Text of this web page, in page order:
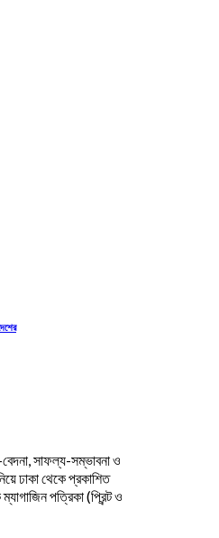
বেদনা, সাফল্য-সম্ভাবনা ও
ঢাকা থেকে প্রকাশিত
পত্রিকা (প্রিন্ট ও